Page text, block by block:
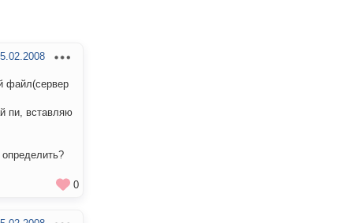
файл(сервер
пи, вставляю
0